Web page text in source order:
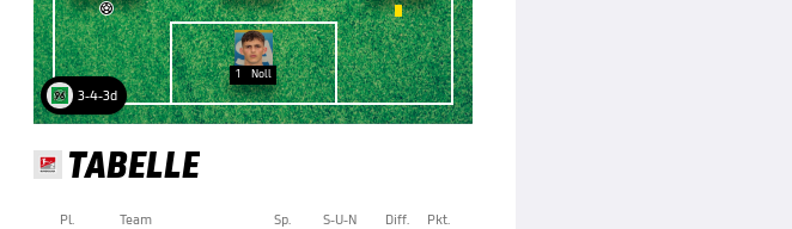
3-4-3d
1 Noll
 
TABELLE
Pl. Team Sp. S-U-N Diff. Pkt.